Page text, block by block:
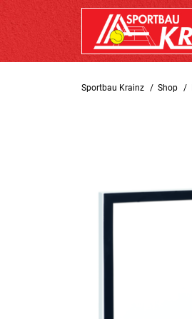
Sportbau Krainz Shop